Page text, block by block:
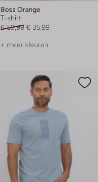
Boss Orange
T-shirt
€ 59,99 € 35,99
+ meer kleuren